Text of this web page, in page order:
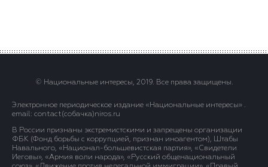
© Национальные интересы, 2019. Все права защищены.
Электронное периодическое издание «Национальные интересы» .
email: contact(сoбaчка)niros.ru
В России признаны экстремистскими и запрещены организации
ФБК (Фонд борьбы с коррупцией, признан иноагентом), Штабы
Навального, «Национал-большевистская партия», «Свидетели
Иеговы», «Армия воли народа», «Русский общенациональный